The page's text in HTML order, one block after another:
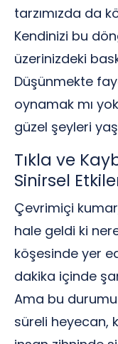
tarzımızda da
Kendinizi bu
üzerinizdeki
Düşünmekte
oynamak mı
güzel şeyleri
Tıkla ve
Sinirsel
Çevrimiçi
hale geldi ki
köşesinde yer
dakika içinde
Ama bu
süreli heyecan,